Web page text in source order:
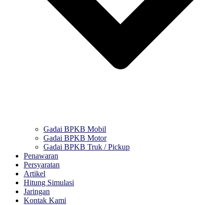
Gadai BPKB Mobil
Gadai BPKB Motor
Gadai BPKB Truk / Pickup
Penawaran
Persyaratan
Artikel
Hitung Simulasi
Jaringan
Kontak Kami